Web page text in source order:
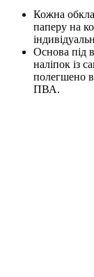
Кожна
паперу на
Основа під
наліпок із
полегшено
ПВА.